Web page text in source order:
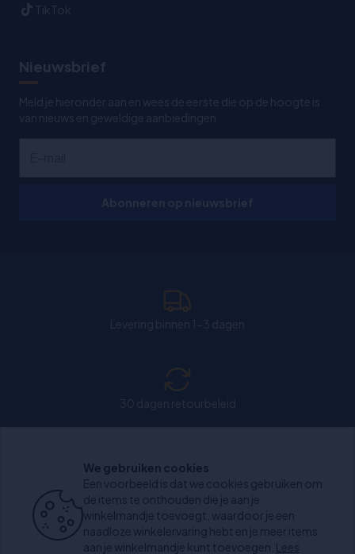
TikTok
Nieuwsbrief
Meld je hieronder aan en wees de eerste die op de hoogte is
van nieuws en geweldige aanbiedingen
Chat: Open op weekdagen van 11:00-15:30 uur.
We gebruiken cookies
Een voorbeeld is dat we cookies gebruiken om
de items te onthouden die je aan je
winkelmandje toevoegt, waardoor je een
naadloze winkelervaring hebt en je meer items
aan je winkelmandje kunt toevoegen. Lees